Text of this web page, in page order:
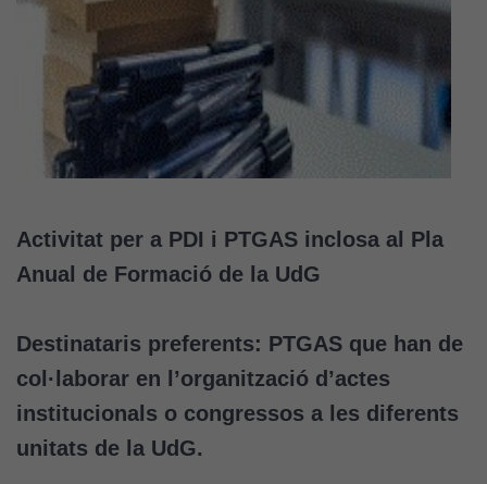
Activitat per a PDI i PTGAS inclosa al Pla
Anual de Formació de la UdG
Destinataris preferents: PTGAS que han de
col·laborar en l’organització d’actes
institucionals o congressos a les diferents
unitats de la UdG.